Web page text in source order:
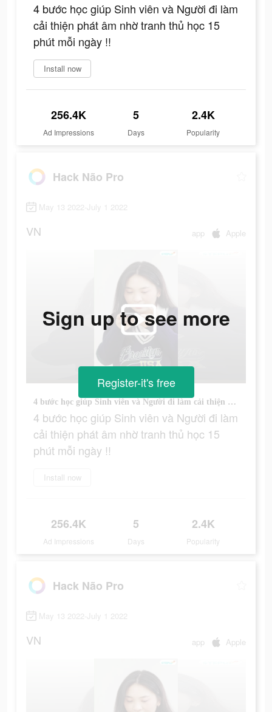
4 bước học giúp Sinh viên và Người đi làm
cải thiện phát âm nhờ tranh thủ học 15
phút mỗi ngày !!
Install now
256.4K
Ad Impressions
5
Days
2.4K
Popularity
Hack Não Pro
May 13 2022-July 1 2022
VN app Apple
4 bước học giúp Sinh viên và Người đi làm cải thiện phát âm nhờ tranh thủ học 15 phút mỗi ngày !!
4 bước học giúp Sinh viên và Người đi làm
cải thiện phát âm nhờ tranh thủ học 15
phút mỗi ngày !!
Install now
256.4K
Ad Impressions
5
Days
2.4K
Popularity
Sign up to see more
Register-it's free
Hack Não Pro
May 13 2022-July 1 2022
VN app Apple